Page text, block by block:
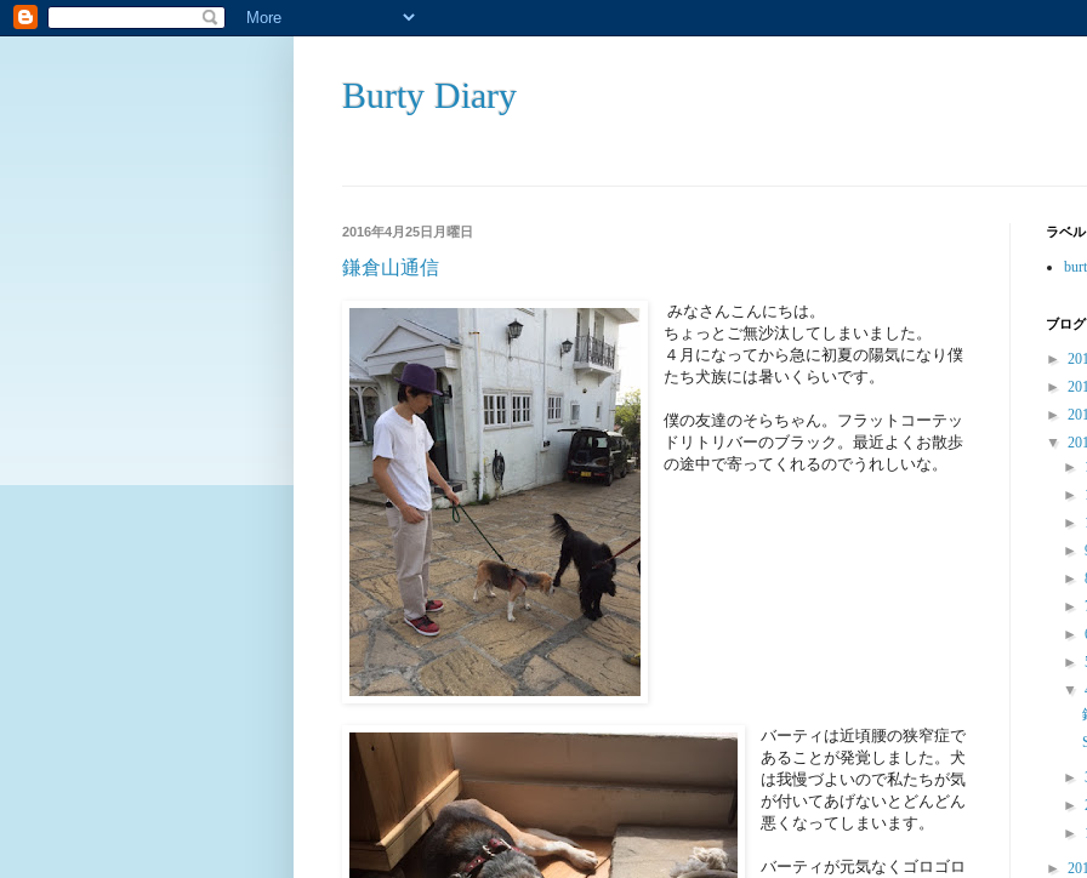
Burty Diary
2016年4月25日月曜日
鎌倉山通信
みなさんこんにちは。
ちょっとご無沙汰してしまいました。
４月になってから急に初夏の陽気になり僕
たち犬族には暑いくらいです。
僕の友達のそらちゃん。フラットコーテッ
ドリトリバーのブラック。最近よくお散歩
の途中で寄ってくれるのでうれしいな。
バーティは近頃腰の狭窄症で
あることが発覚しました。犬
は我慢づよいので私たちが気
が付いてあげないとどんどん
悪くなってしまいます。
バーティが元気なくゴロゴロ
ラベル
ブロ
►
►
►
▼
►
►
►
►
►
►
►
►
▼
►
►
►
►